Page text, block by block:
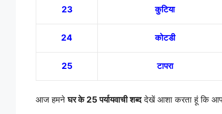
23 कुटिया
24 कोटडी
25 टापरा
आज हमनेघर के 25 पर्यायवाची शब्ददेखें आशा करता हूं कि